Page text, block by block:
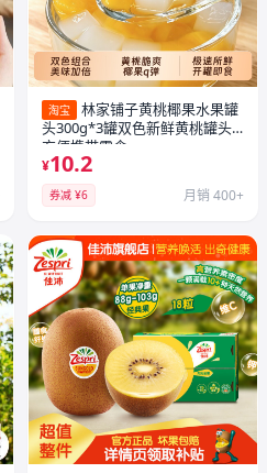
淘宝
林家铺子黄桃椰果水果罐
头300g*3罐双色新鲜黄桃罐头
方便携带零食
¥10.2
券减 ¥6 月销 400+